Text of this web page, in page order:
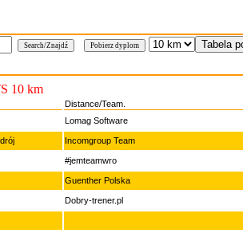
10 km
Distance/Team.
Lomag Software
Incomgroup Team
#jemteamwro
Guenther Polska
Dobry-trener.pl